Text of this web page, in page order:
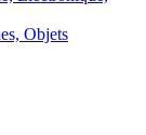
Objets